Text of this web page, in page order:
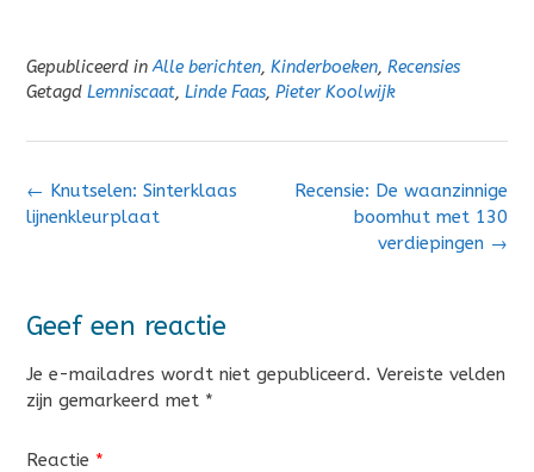
Gepubliceerd inAlle berichten, Kinderboeken, Recensies
Getagd Lemniscaat, Linde Faas, Pieter Koolwijk
Bericht
navigatie
Recensie: De waanzinnige
boomhut met 130
verdiepingen →
← Knutselen: Sinterklaas
lijnenkleurplaat
Geef een reactie
Je e-mailadres wordt niet gepubliceerd. Vereiste velden
zijn gemarkeerd met *
Reactie *